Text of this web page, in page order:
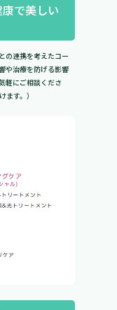
で美しい
の連携を考えたコー
や治療を防げる影響
軽にご相談くださ
す。）